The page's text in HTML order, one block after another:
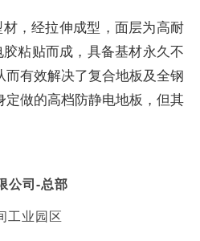
，经拉伸成型，面层为高耐
粘贴而成，具备基材永久不
有效解决了复合地板及全钢
做的高档防静电地板，但其
公司-总部
工业园区